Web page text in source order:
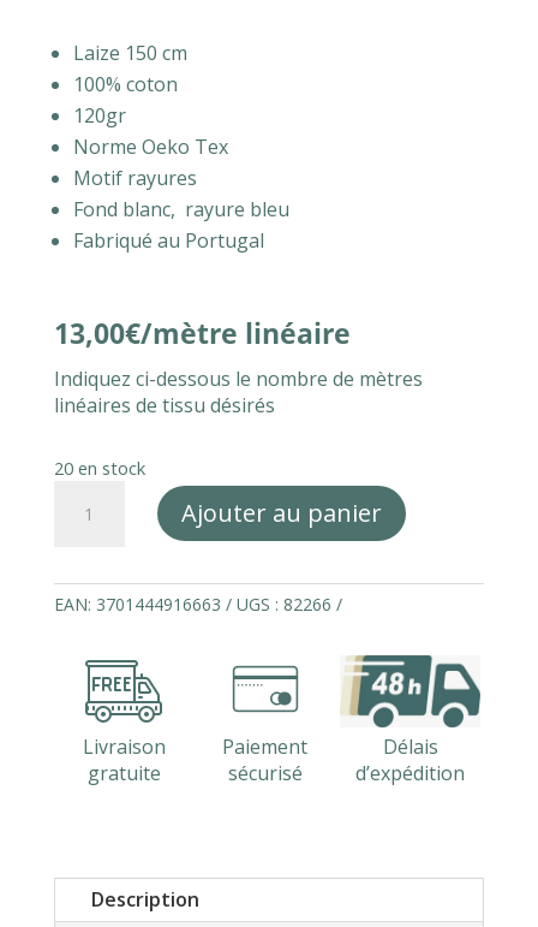
Laize 150 cm
100% coton
120gr
Norme Oeko Tex
Motif rayures
Fond blanc, rayure bleu
Fabriqué au Portugal
13,00€
Indiquez ci-dessous le nombre de mètres
linéaires de tissu désirés
20 en stock
coton
BLEU
Ajouter au panier
EAN: 3701444916663 UGS : 82266
Livraison
gratuite
Paiement
sécurisé
Délais
d’expédition
Description